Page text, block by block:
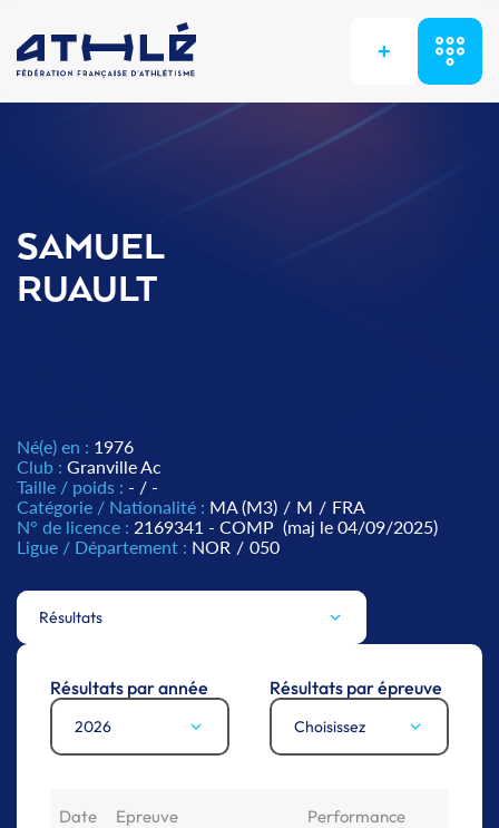
+
SAMUEL
RUAULT
Né(e) en : 1976
Club : Granville Ac
Taille / poids : - / -
Catégorie / Nationalité : MA (M3) / M / FRA
N° de licence : 2169341 - COMP (maj le 04/09/2025)
Ligue / Département : NOR / 050
Résultats
Résultats par année
2026
Résultats par épreuve
Choisissez
Date Epreuve Performance